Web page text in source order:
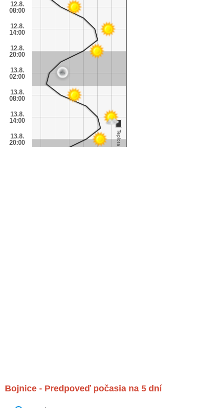
12.8.
08:00
12.8.
14:00
12.8.
20:00
13.8.
02:00
13.8.
08:00
13.8.
14:00
13.8.
20:00
Teplota
Bojnice - Predpoveď počasia na 5 dní